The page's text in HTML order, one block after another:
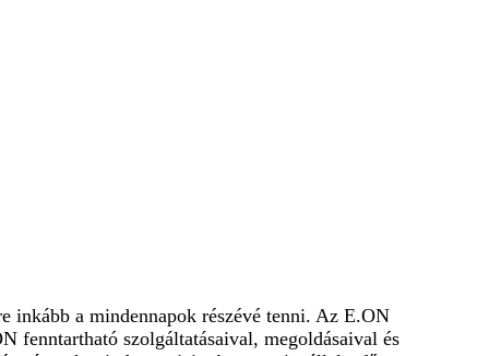
inkább a mindennapok részévé tenni. Az E.ON
fenntartható szolgáltatásaival, megoldásaival és